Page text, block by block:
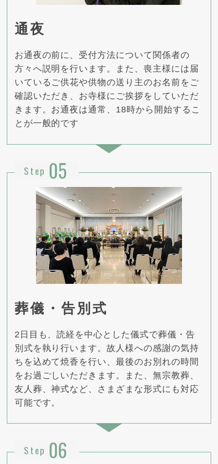
通夜
お通夜の前に、受付方法について関係者の
方々へ説明を行います。また、喪主様には届
いているご供花や供物の送り主のお名前をご
確認いただき、お寺様にご挨拶をしていただ
きます。お通夜は通常、18時から開始するこ
とが一般的です
Step 05
葬儀・告別式
2日目も、読経を中心とした儀式で葬儀・告
別式を執り行います。故人様への感謝の気持
ちを込めて焼香を行い、最後のお別れの時間
をお過ごしいただきます。また、無宗教葬、
友人葬、神式など、さまざまな形式にも対応
可能です。
Step 06